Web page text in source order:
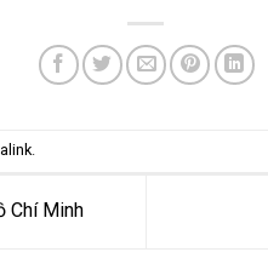
.
Chí Minh